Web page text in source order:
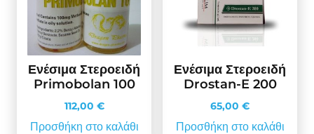
Ενέσιμα Στεροειδή
Primobolan 100
112,00 €
Προσθήκη στο καλάθι
Ενέσιμα Στεροειδή
Drostan-E 200
65,00 €
Προσθήκη στο καλάθι